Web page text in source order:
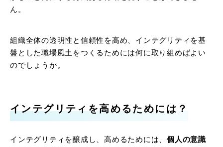
ん。
組織全体の透明性と信頼性を高め、インテグリティを基
盤とした職場風土をつくるためには何に取り組めばよい
のでしょうか。
インテグリティを高めるためには？
インテグリティを醸成し、高めるためには、 個人の意識